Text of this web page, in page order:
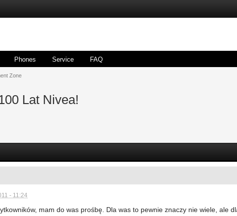
Phones Service FAQ
Zone
Lat Nivea!
- 11:24
mam do was prośbę. Dla was to pewnie znaczy nie wiele, ale